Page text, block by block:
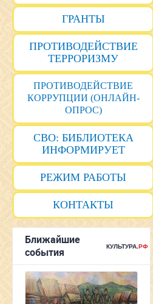
ГРАНТЫ
ПРОТИВОДЕЙСТВИЕ
ТЕРРОРИЗМУ
ПРОТИВОДЕЙСТВИЕ
КОРРУПЦИИ (ОНЛАЙН-
ОПРОС)
СВО: БИБЛИОТЕКА
ИНФОРМИРУЕТ
РЕЖИМ РАБОТЫ
КОНТАКТЫ